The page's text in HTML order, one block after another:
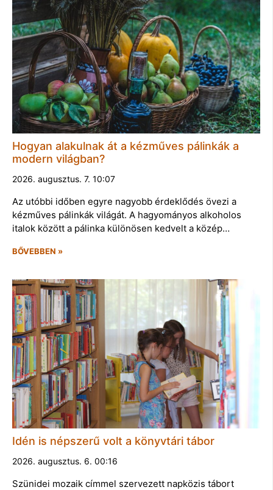
Hogyan alakulnak át a kézműves pálinkák a
modern világban?
2026. augusztus. 7. 10:07
Az utóbbi időben egyre nagyobb érdeklődés övezi a
kézműves pálinkák világát. A hagyományos alkoholos
italok között a pálinka különösen kedvelt a közép…
BŐVEBBEN »
Idén is népszerű volt a könyvtári tábor
2026. augusztus. 6. 00:16
Szünidei mozaik címmel szervezett napközis tábort